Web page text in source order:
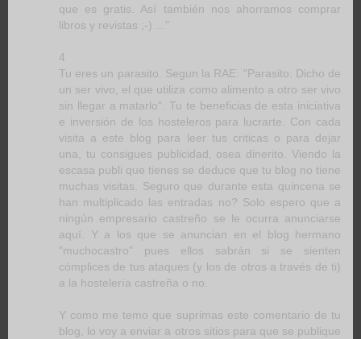
que es gratis. Así también nos ahorramos comprar
libros y revistas ;-) ..."
4
Tu eres un parasito. Segun la RAE: "Parasito: Dicho de
un ser vivo, el que utiliza como alimento a otro ser vivo
sin llegar a matarlo". Tu te beneficias de esta iniciativa
e inversión de los hosteleros para lucrarte. Con cada
visita a este blog para leer tus criticas o para dejar
una, tu consigues publicidad, osea dinerito. Viendo la
escasa publi que tienes se deduce que tu blog no tiene
muchas visitas. Seguro que durante esta quincena se
han multiplicado las entradas no? Solo espero que a
ningún empresario castreño se le ocurra anunciarse
aquí. Y a los que se anuncian en el blog hermano
"muchocastro" pues ellos sabrán si se sienten
cómplices de tus ataques (y los de otros a través de ti)
a la hostelería castreña o no.
Y como me temo que suprimas este comentario de tu
blog, lo voy a enviar a otros sitios para que se publique